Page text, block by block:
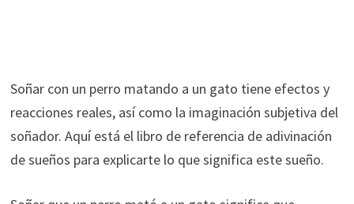
Soñar con un perro matando a un gato tiene efectos y
reacciones reales, así como la imaginación subjetiva del
soñador. Aquí está el libro de referencia de adivinación
de sueños para explicarte lo que significa este sueño.